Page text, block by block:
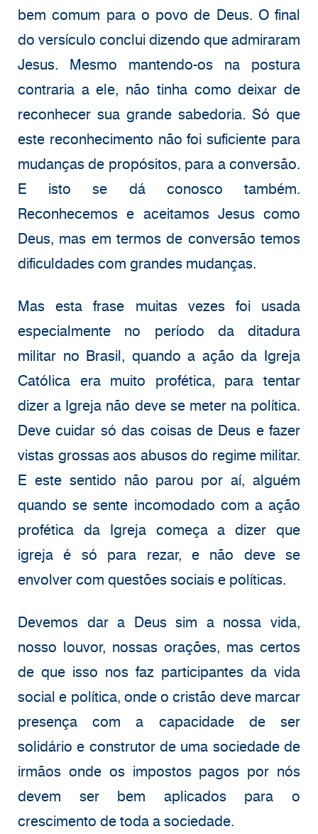
bem comum para o povo de Deus. O final
do versículo conclui dizendo que admiraram
Jesus. Mesmo mantendo-os na postura
contraria a ele, não tinha como deixar de
reconhecer sua grande sabedoria. Só que
este reconhecimento não foi suficiente para
mudanças de propósitos, para a conversão.
E isto se dá conosco também.
Reconhecemos e aceitamos Jesus como
Deus, mas em termos de conversão temos
dificuldades com grandes mudanças.
Mas esta frase muitas vezes foi usada
especialmente no período da ditadura
militar no Brasil, quando a ação da Igreja
Católica era muito profética, para tentar
dizer a Igreja não deve se meter na política.
Deve cuidar só das coisas de Deus e fazer
vistas grossas aos abusos do regime militar.
E este sentido não parou por aí, alguém
quando se sente incomodado com a ação
profética da Igreja começa a dizer que
igreja é só para rezar, e não deve se
envolver com questões sociais e políticas.
Devemos dar a Deus sim a nossa vida,
nosso louvor, nossas orações, mas certos
de que isso nos faz participantes da vida
social e política, onde o cristão deve marcar
presença com a capacidade de ser
solidário e construtor de uma sociedade de
irmãos onde os impostos pagos por nós
devem ser bem aplicados para o
crescimento de toda a sociedade.